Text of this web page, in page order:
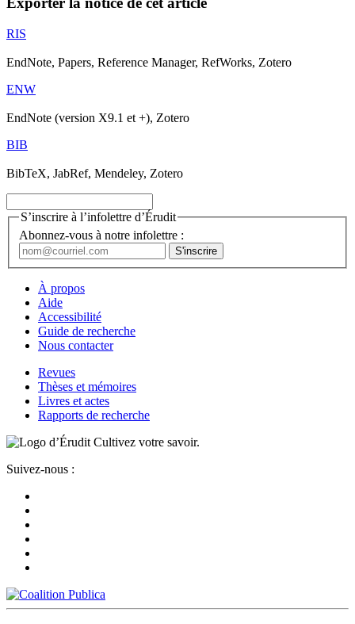
RIS
EndNote, Papers, Reference Manager, RefWorks, Zotero
ENW
EndNote (version X9.1 et +), Zotero
BIB
BibTeX, JabRef, Mendeley, Zotero
S’inscrire à l’infolettre d’Érudit
Abonnez-vous à notre infolettre :
À propos
Aide
Accessibilité
Guide de recherche
Nous contacter
Revues
Thèses et mémoires
Livres et actes
Rapports de recherche
Cultivez votre savoir.
Suivez-nous :